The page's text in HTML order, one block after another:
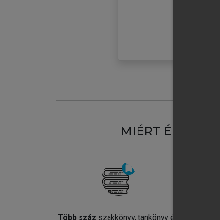
MIÉRT
Több száz szakkönyv, tankönyv és